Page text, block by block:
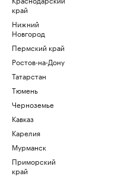
край
Нижний
Новгород
Пермский край
Ростов-на-Дону
Татарстан
Тюмень
Черноземье
Кавказ
Карелия
Мурманск
Приморский
край